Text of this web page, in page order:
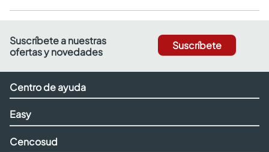
Suscríbete a nuestras
ofertas y novedades
Suscríbete
Centro de ayuda
Easy
Cencosud